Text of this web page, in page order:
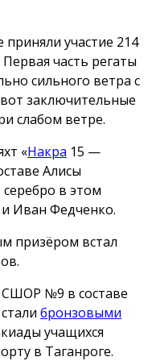
приняли участие 214
часть регаты
сильного ветра с
заключительные
слабом ветре.
«Накра 15 —
Алисы
в этом
и Иван Федченко.
призёром встал
СШОР №9 в составе
бронзовыми
учащихся
в Таганроге.